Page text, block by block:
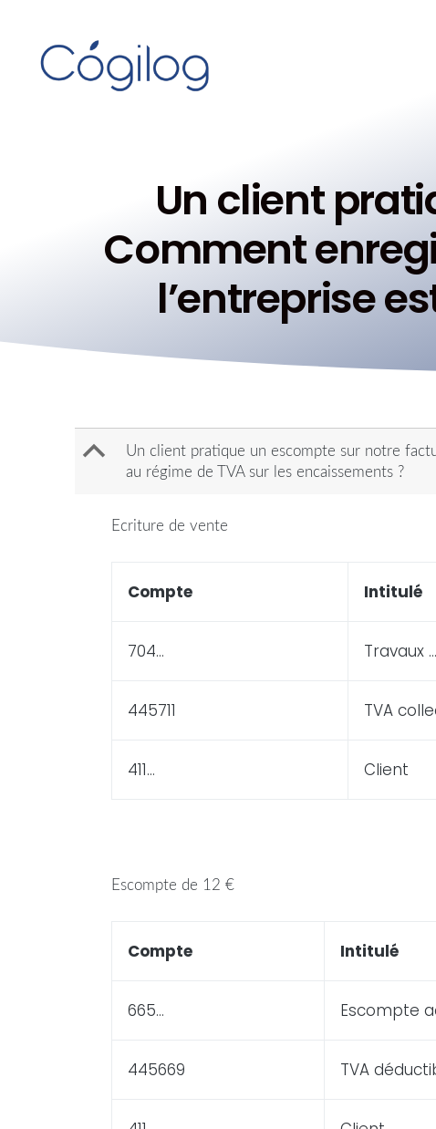
Un client
Comment
l’entreprise
B
Un client pratique un escompte sur notre
au régime de TVA sur les encaissements ?
Ecriture de vente
Compte Intitulé
704… Travaux …
445711 TVA
411… Client
Escompte de 12 €
Compte Intitulé
665… Escompte
445669 TVA